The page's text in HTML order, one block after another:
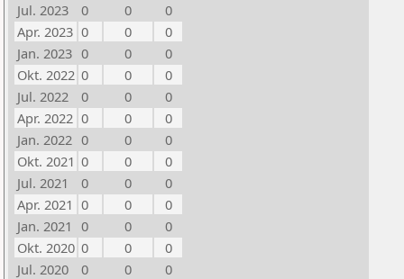
Jul. 2023
0 0
0
Apr. 2023 0 0
0
Jan. 2023 0 0
0
Okt. 2022 0 0
0
Jul. 2022
0 0
0
Apr. 2022 0 0
0
Jan. 2022 0 0
0
Okt. 2021 0 0
0
Jul. 2021
0 0
0
Apr. 2021 0 0
0
Jan. 2021 0 0
0
Okt. 2020 0 0
0
Jul. 2020
0 0
0